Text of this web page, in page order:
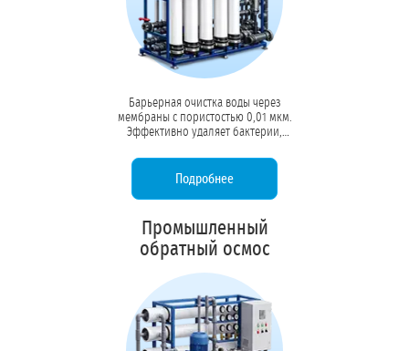
Барьерная очистка воды через
мембраны с пористостью 0,01 мкм.
Эффективно удаляет бактерии,
высокомолекулярную органику без
изменения минерального состава.
Подробнее
Промышленный
обратный осмос